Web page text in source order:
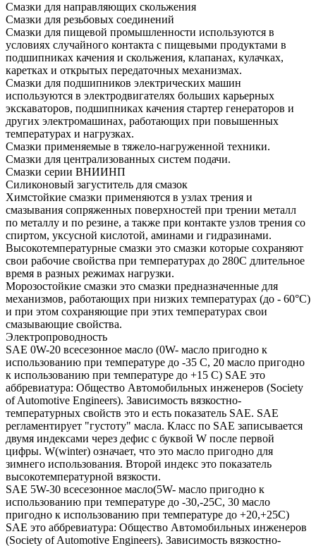
Смазки для направляющих скольжения
Смазки для резьбовых соединений
Смазки для пищевой промышленности используются в
условиях случайного контакта с пищевыми продуктами в
подшипниках качения и скольжения, клапанах, кулачках,
каретках и открытых передаточных механизмах.
Смазки для подшипников электрических машин
используются в электродвигателях больших карьерных
экскаваторов, подшипниках качения стартер генераторов и
других электромашинах, работающих при повышенных
температурах и нагрузках.
Смазки применяемые в тяжело-нагруженной техники.
Смазки для централизованных систем подачи.
Смазки серии ВНИИНП
Силиконовый загуститель для смазок
Химстойкие смазки применяются в узлах трения и
смазывания сопряженных поверхностей при трении металл
по металлу и по резине, а также при контакте узлов трения со
спиртом, уксусной кислотой, аминами и гидразинами.
Высокотемпературные смазки это смазки которые сохраняют
свои рабочие свойства при температурах до 280С длительное
время в разных режимах нагрузки.
Морозостойкие смазки это смазки предназначенные для
механизмов, работающих при низких температурах (до - 60°С)
и при этом сохраняющие при этих температурах свои
смазывающие свойства.
Электропроводность
SAE 0W-20 всесезонное масло (0W- масло пригодно к
использованию при температуре до -35 С, 20 масло пригодно
к использованию при температуре до +15 С) SAE это
аббревиатура: Общество Автомобильных инженеров (Society
of Automotive Engineers). Зависимость вязкостно-
температурных свойств это и есть показатель SAE. SAE
регламентирует "густоту" масла. Класс по SAE записывается
двумя индексами через дефис с буквой W после первой
цифры. W(winter) означает, что это масло пригодно для
зимнего использования. Второй индекс это показатель
высокотемпературной вязкости.
SAE 5W-30 всесезонное масло(5W- масло пригодно к
использованию при температуре до -30,-25С, 30 масло
пригодно к использованию при температуре до +20,+25С)
SAE это аббревиатура: Общество Автомобильных инженеров
(Society of Automotive Engineers). Зависимость вязкостно-